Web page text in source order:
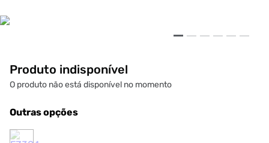
Produto indisponível
O produto não está disponível no momento
Outras opções